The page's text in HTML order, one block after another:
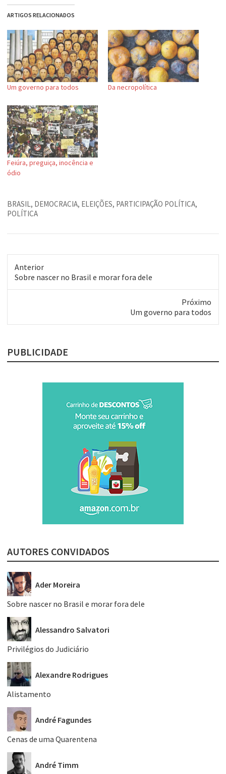
ARTIGOS RELACIONADOS
Um governo para todos Da necropolítica
Feiúra, preguiça, inocência e
ódio
BRASIL, DEMOCRACIA, ELEIÇÕES, PARTICIPAÇÃO POLÍTICA,
POLÍTICA
Anterior
Post
anterior:
Sobre nascer no Brasil e morar fora dele
Próximo
post:
Um governo para todos
PUBLICIDADE
AUTORES CONVIDADOS
Ader Moreira
Sobre nascer no Brasil e morar fora dele
Alessandro Salvatori
Privilégios do Judiciário
Alexandre Rodrigues
Alistamento
André Fagundes
Cenas de uma Quarentena
André Timm